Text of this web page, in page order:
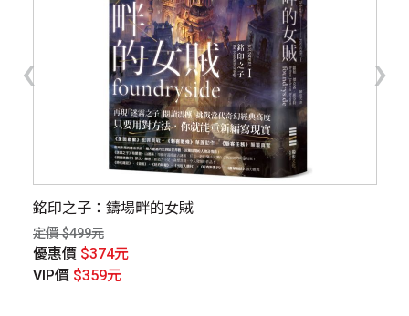
銘印之子：鑄場畔的女賊
定價 $499元
優惠價 $374元
VIP價 $359元
‹ ›